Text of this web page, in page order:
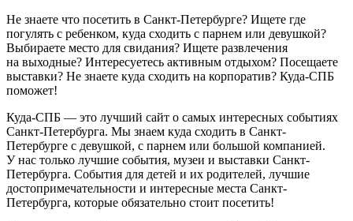
Не знаете что посетить в Санкт-Петербурге? Ищете где
погулять с ребенком, куда сходить с парнем или девушкой?
Выбираете место для свидания? Ищете развлечения
на выходные? Интересуетесь активным отдыхом? Посещаете
выставки? Не знаете куда сходить на корпоратив? Куда-СПБ
поможет!
Куда-СПБ — это лучший сайт о самых интересных событиях
Санкт-Петербурга. Мы знаем куда сходить в Санкт-
Петербурге с девушкой, с парнем или большой компанией.
У нас только лучшие события, музеи и выставки Санкт-
Петербурга. События для детей и их родителей, лучшие
достопримечательности и интересные места Санкт-
Петербурга, которые обязательно стоит посетить!